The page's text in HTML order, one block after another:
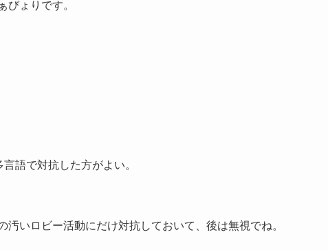
びょりです。
語で対抗した方がよい。
いロビー活動にだけ対抗しておいて、後は無視でね。